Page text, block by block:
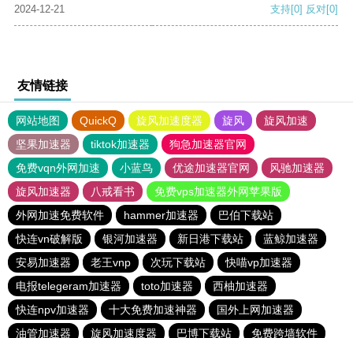
2024-12-21
支持[0] 反对[0]
友情链接
网站地图 QuickQ 旋风加速度器 旋风
旋风加速
坚果加速器
tiktok加速器
狗急加速器官网
免费vqn外网加速
小蓝鸟 优途加速器官网
风驰加速器
旋风加速器
八戒看书
免费vps加速器外网苹果版
外网加速免费软件
hammer加速器
巴伯下载站
快连vn破解版
银河加速器 新日港下载站
蓝鲸加速器
安易加速器
老王vnp 次玩下载站
快喵vp加速器
电报telegeram加速器
toto加速器
西柚加速器
快连npv加速器
十大免费加速神器
国外上网加速器
油管加速器
旋风加速度器 巴博下载站 免费跨墙软件